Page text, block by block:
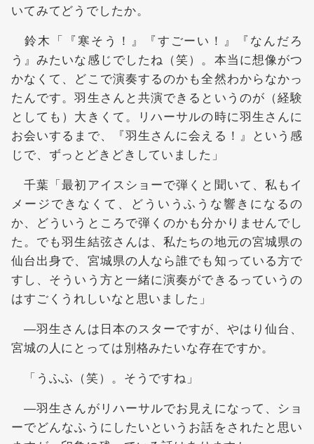
いてみてどうでしたか。
鈴木「『寒そう！』『すごーい！』『なんだろ
う』みたいな感じでしたね（笑）。本当に想像がつ
かなくて、どこで演奏するのかも全然わからなかっ
たんです。羽生さんと共演できるというのが（経験
としても）大きくて。リハーサルの時に羽生さんに
お会いするまで、『羽生さんに会える！』という感
じで、ずっとどきどきしていました」
千葉「最初アイスショーで弾くと聞いて、私もイ
メージできなくて、どういうふうな響きになるの
か、どういうところで弾くのかも分かりませんでし
た。でも羽生結弦さんは、私たちの地元の宮城県の
仙台出身で、宮城県の人なら誰でも知っている方で
すし、そういう方と一緒に演奏ができるっていうの
はすごくうれしいなと思いました」
―羽生さんは日本のスターですが、やはり仙台、
宮城の人にとっては別格みたいな存在ですか。
「うふふ（笑）。そうですね」
―羽生さんがリハーサルでお見えになって、ショ
ーでどんなふうにしたいというお話をされたと思い